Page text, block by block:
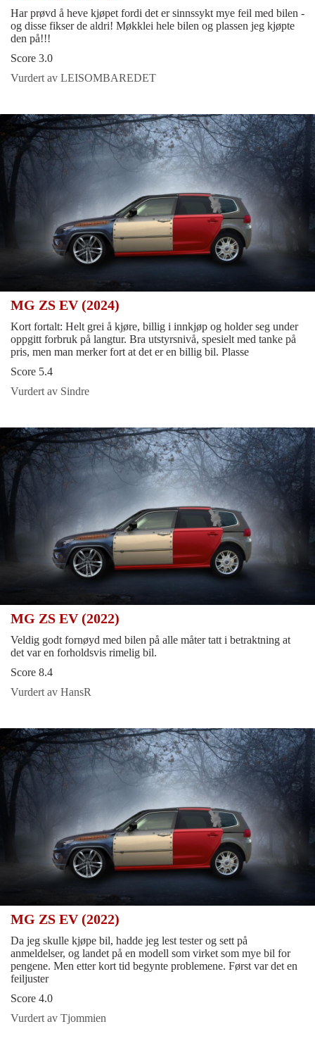
Har prøvd å heve kjøpet fordi det er sinnssykt mye feil med bilen -
og disse fikser de aldri! Møkklei hele bilen og plassen jeg kjøpte
den på!!!
Score 3.0
Vurdert av LEISOMBAREDET
MG ZS EV (2024)
Kort fortalt: Helt grei å kjøre, billig i innkjøp og holder seg under
oppgitt forbruk på langtur. Bra utstyrsnivå, spesielt med tanke på
pris, men man merker fort at det er en billig bil. Plasse
Score 5.4
Vurdert av Sindre
MG ZS EV (2022)
Veldig godt fornøyd med bilen på alle måter tatt i betraktning at
det var en forholdsvis rimelig bil.
Score 8.4
Vurdert av HansR
MG ZS EV (2022)
Da jeg skulle kjøpe bil, hadde jeg lest tester og sett på
anmeldelser, og landet på en modell som virket som mye bil for
pengene. Men etter kort tid begynte problemene. Først var det en
feiljuster
Score 4.0
Vurdert av Tjommien